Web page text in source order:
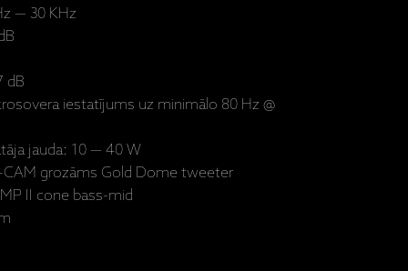
— 30 KHz
dB
iestatījums uz minimālo 80 Hz @
jauda: 10 — 40 W
CAM grozāms Gold Dome tweeter
II cone bass-mid